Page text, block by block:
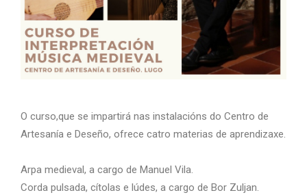
O curso,que se impartirá nas instalacións do Centro de
Artesanía e Deseño, ofrece catro materias de aprendizaxe.
Arpa medieval, a cargo de Manuel Vila.
Corda pulsada, cítolas e lúdes, a cargo de Bor Zuljan.